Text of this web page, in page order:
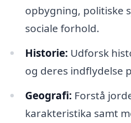
opbygning, politiske
sociale forhold.
Historie: Udforsk
og deres indflydelse
Geografi: Forstå
karakteristika samt